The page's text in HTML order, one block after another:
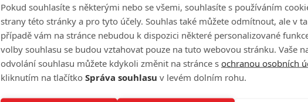
Pokud souhlasíte s některými nebo se všemi, souhlasíte s používáním
strany této stránky a pro tyto účely. Souhlas také můžete odmítnout, ale v
případě vám na stránce nebudou k dispozici některé personalizované
volby souhlasu se budou vztahovat pouze na tuto webovou stránku. Vaše
odvolání souhlasu můžete kdykoli změnit na stránce s ochranou osobních
kliknutím na tlačítko Správa souhlasu v levém dolním rohu.